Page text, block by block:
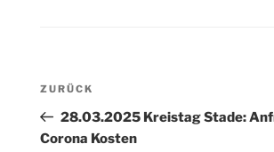
Beitragsnavigation
Vorheriger
Beitrag
ZURÜCK
28.03.2025 Kreistag Stade:
Corona Kosten